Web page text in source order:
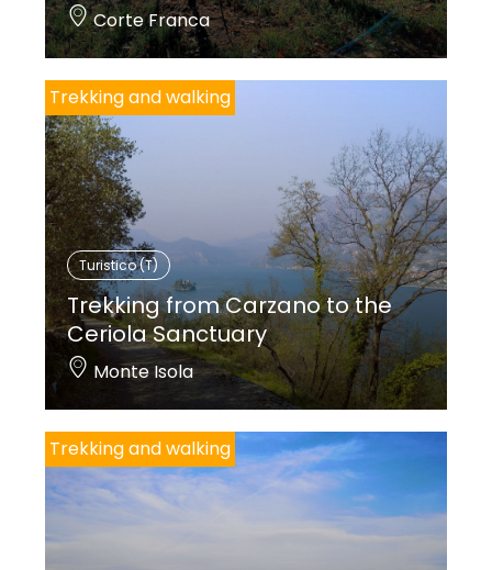
Corte Franca
Trekking and walking
Turistico (T)
Trekking from Carzano to the
Ceriola Sanctuary
Monte Isola
Trekking and walking